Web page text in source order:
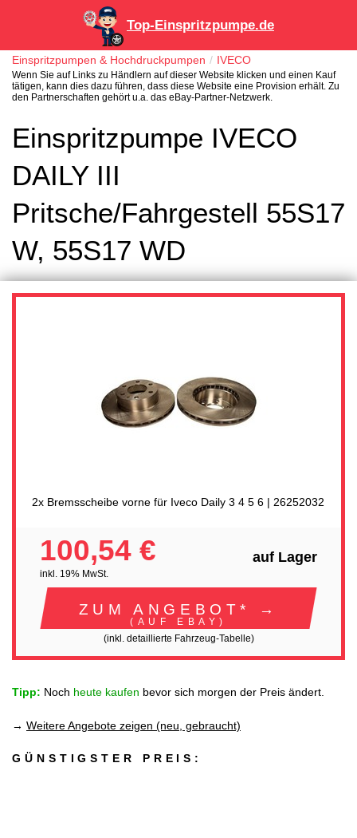
Top-Einspritzpumpe.de
Einspritzpumpen & Hochdruckpumpen IVECO
Wenn Sie auf Links zu Händlern auf dieser Website klicken und einen Kauf
tätigen, kann dies dazu führen, dass diese Website eine Provision erhält. Zu
den Partnerschaften gehört u.a. das eBay-Partner-Netzwerk.
Einspritzpumpe IVECO
DAILY III
Pritsche/Fahrgestell 55S17
W, 55S17 WD
2x Bremsscheibe vorne für Iveco Daily 3 4 5 6 | 26252032
100,54 €
inkl. 19% MwSt.
auf Lager
ZUM ANGEBOT* →
(AUF EBAY)
(inkl. detaillierte Fahrzeug-Tabelle)
Tipp: Noch heute kaufen bevor sich morgen der Preis ändert.
→ Weitere Angebote zeigen (neu, gebraucht)
GÜNSTIGSTER PREIS: